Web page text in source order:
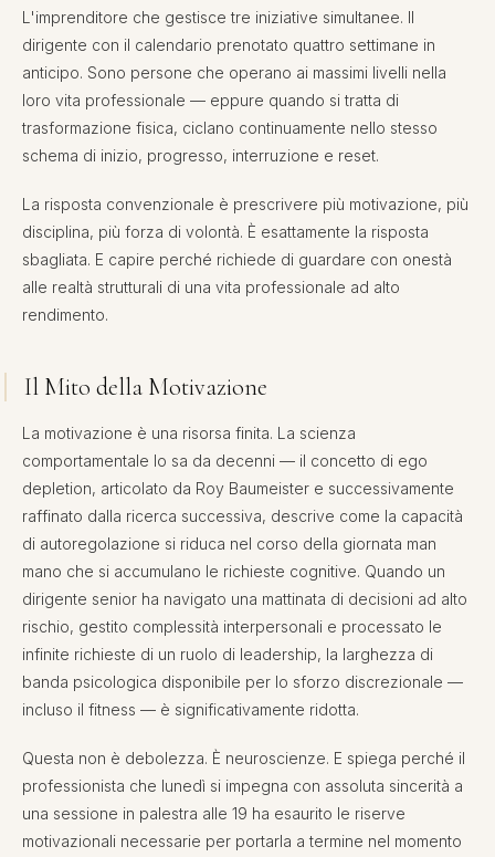
L'imprenditore che gestisce tre iniziative simultanee. Il
dirigente con il calendario prenotato quattro settimane in
anticipo. Sono persone che operano ai massimi livelli nella
loro vita professionale — eppure quando si tratta di
trasformazione fisica, ciclano continuamente nello stesso
schema di inizio, progresso, interruzione e reset.
La risposta convenzionale è prescrivere più motivazione, più
disciplina, più forza di volontà. È esattamente la risposta
sbagliata. E capire perché richiede di guardare con onestà
alle realtà strutturali di una vita professionale ad alto
rendimento.
Il Mito della Motivazione
La motivazione è una risorsa finita. La scienza
comportamentale lo sa da decenni — il concetto di ego
depletion, articolato da Roy Baumeister e successivamente
raffinato dalla ricerca successiva, descrive come la capacità
di autoregolazione si riduca nel corso della giornata man
mano che si accumulano le richieste cognitive. Quando un
dirigente senior ha navigato una mattinata di decisioni ad alto
rischio, gestito complessità interpersonali e processato le
infinite richieste di un ruolo di leadership, la larghezza di
banda psicologica disponibile per lo sforzo discrezionale —
incluso il fitness — è significativamente ridotta.
Questa non è debolezza. È neuroscienze. E spiega perché il
professionista che lunedì si impegna con assoluta sincerità a
una sessione in palestra alle 19 ha esaurito le riserve
motivazionali necessarie per portarla a termine nel momento